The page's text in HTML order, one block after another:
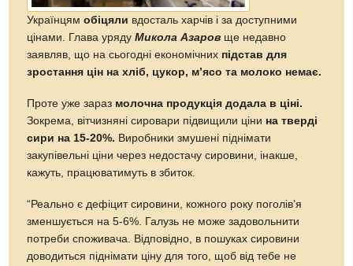
Українцямобіцяли вдосталь харчів і за доступними
цінами. Глава урядуМикола Азаров ще недавно
заявляв, що на сьогодні економічних підстав для
зростання цін на хліб, цукор, м’ясо та молоко немає.
Проте уже зараз молочна продукція додала в ціні.
Зокрема, вітчизняні сировари підвищили ціни на тверді
сири на 15-20%. Виробники змушені піднімати
закупівельні ціни через недостачу сировини, інакше,
кажуть, працюватимуть в збиток.
“Реально є дефіцит сировини, кожного року поголів’я
зменшується на 5-6%. Галузь не може задовольнити
потреби споживача. Відповідно, в пошуках сировини
доводиться піднімати ціну для того, щоб від тебе не